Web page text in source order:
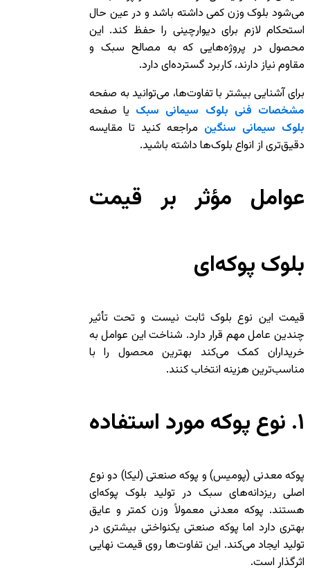
می‌شود بلوک وزن کمی داشته باشد و در عین حال
استحکام لازم برای دیوارچینی را حفظ کند. این
محصول در پروژه‌هایی که به مصالح سبک و
مقاوم نیاز دارند، کاربرد گسترده‌ای دارد.
برای آشنایی بیشتر با تفاوت‌ها، می‌توانید به صفحه
مشخصات فنی بلوک سیمانی سبکیا صفحه
بلوک سیمانی سنگینمراجعه کنید تا مقایسه
دقیق‌تری از انواع بلوک‌ها داشته باشید.
عوامل مؤثر بر قیمت
بلوک پوکه‌ای
قیمت این نوع بلوک ثابت نیست و تحت تأثیر
چندین عامل مهم قرار دارد. شناخت این عوامل به
خریداران کمک می‌کند بهترین محصول را با
مناسب‌ترین هزینه انتخاب کنند.
۱. نوع پوکه مورد استفاده
پوکه معدنی (پومیس) و پوکه صنعتی (لیکا) دو نوع
اصلی ریزدانه‌های سبک در تولید بلوک پوکه‌ای
هستند. پوکه معدنی معمولاً وزن کمتر و عایق
بهتری دارد اما پوکه صنعتی یکنواختی بیشتری در
تولید ایجاد می‌کند. این تفاوت‌ها روی قیمت نهایی
اثرگذار است.